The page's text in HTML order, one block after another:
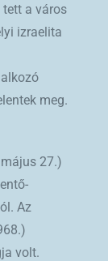
tett a város
izraelita
meg.
május 27.)
Az
volt.